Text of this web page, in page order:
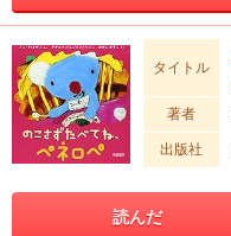
タイトル
著者
出版社
読んだ